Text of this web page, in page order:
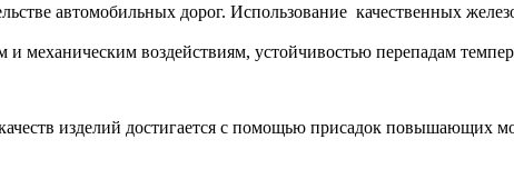
автомобильных дорог. Использование качественных
механическим воздействиям, устойчивостью перепадам
изделий достигается с помощью присадок повышающих